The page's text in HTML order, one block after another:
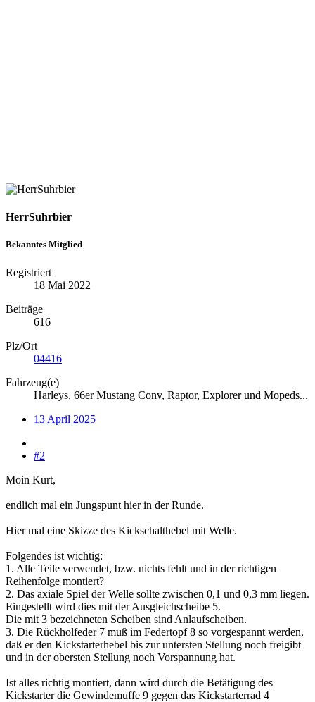
HerrSuhrbier
Bekanntes Mitglied
Registriert
18 Mai 2022
Beiträge
616
Plz/Ort
04416
Fahrzeug(e)
Harleys, 66er Mustang Conv, Raptor, Explorer und Mopeds...
13 April 2025
#2
Moin Kurt,
endlich mal ein Jungspunt hier in der Runde.
Hier mal eine Skizze des Kickschalthebel mit Welle.
Folgendes ist wichtig:
1. Alle Teile verwendet, bzw. nichts fehlt und in der richtigen
Reihenfolge montiert?
2. Das axiale Spiel der Welle sollte zwischen 0,1 und 0,3 mm liegen.
Eingestellt wird dies mit der Ausgleichscheibe 5.
Die mit 3 bezeichneten Scheiben sind Anlaufscheiben.
3. Die Rückholfeder 7 muß im Federtopf 8 so vorgespannt werden,
daß er den Kickstarterhebel bis zur untersten Stellung noch freigibt
und in der obersten Stellung noch Vorspannung hat.
Ist alles richtig montiert, dann wird durch die Betätigung des
Kickstarter die Gewindemuffe 9 gegen das Kickstarterrad 4